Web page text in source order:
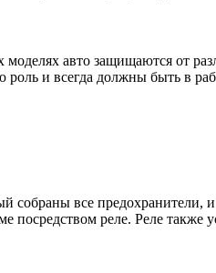
моделях авто защищаются от
и всегда должны быть в
собраны все предохранители,
посредством реле. Реле